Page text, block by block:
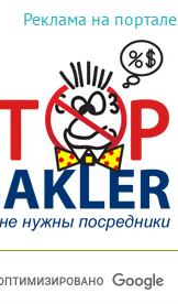
Реклама на портале